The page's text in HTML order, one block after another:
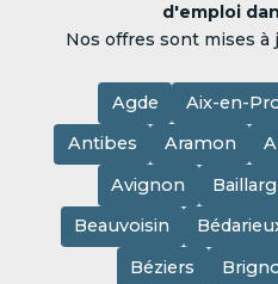
d'emploi
Nos offres sont mises
Agde Aix-en-
Antibes
Aramon
Avignon
Beauvoisin
Béziers